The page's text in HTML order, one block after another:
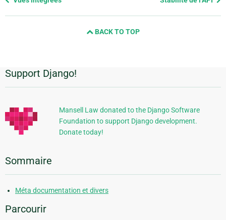
BACK TO TOP
Informations
supplémentaires
Support Django!
Mansell Law donated to the Django Software
Foundation to support Django development.
Donate today!
Sommaire
Méta documentation et divers
Parcourir